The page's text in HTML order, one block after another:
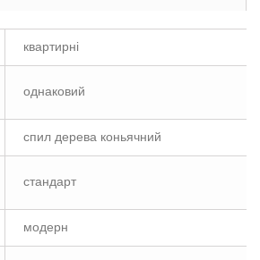
квартирні
однаковий
спил дерева коньячний
стандарт
модерн